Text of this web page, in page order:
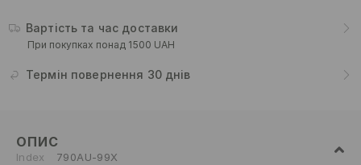
Вартість та час доставки
При покупках понад 1500 UAH
Термін повернення 30 днів
ОПИС
Index 790AU-99X